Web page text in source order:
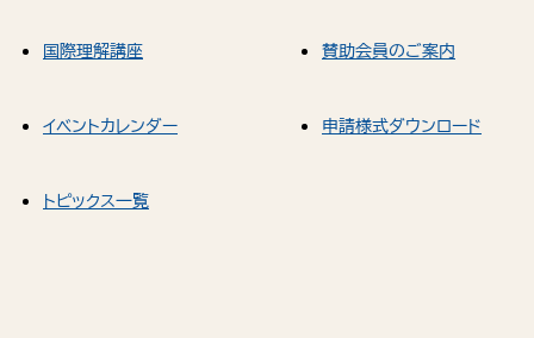
国際理解講座
イベントカレンダー
トピックス一覧
賛助会員のご案内
申請様式ダウンロード